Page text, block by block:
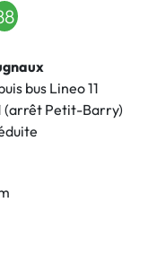
bus Lineo 11
(arrêt Petit-Barry)